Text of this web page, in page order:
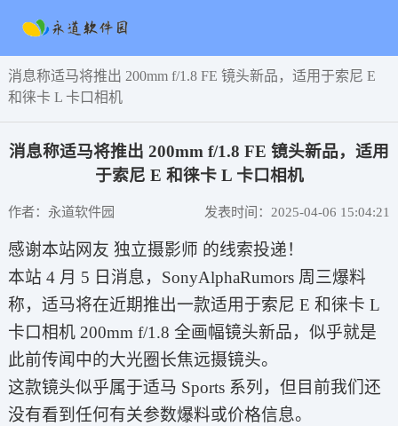
消息称适马将推出 200mm f/1.8 FE 镜头新品，适用于索尼 E
和徕卡 L 卡口相机
消息称适马将推出 200mm f/1.8 FE 镜头新品，适用
于索尼 E 和徕卡 L 卡口相机
作者：永道软件园 发表时间：2025-04-06 15:04:21
感谢本站网友 独立摄影师 的线索投递！
本站 4 月 5 日消息，SonyAlphaRumors 周三爆料
称，适马将在近期推出一款适用于索尼 E 和徕卡 L
卡口相机 200mm f/1.8 全画幅镜头新品，似乎就是
此前传闻中的大光圈长焦远摄镜头。
这款镜头似乎属于适马 Sports 系列，但目前我们还
没有看到任何有关参数爆料或价格信息。